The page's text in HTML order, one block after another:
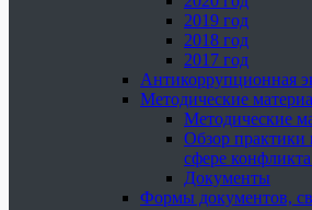
2019 год
2018 год
2017 год
Антикоррупционная
Методические
Методические
Обзор практики
сфере
Документы
Формы документов,